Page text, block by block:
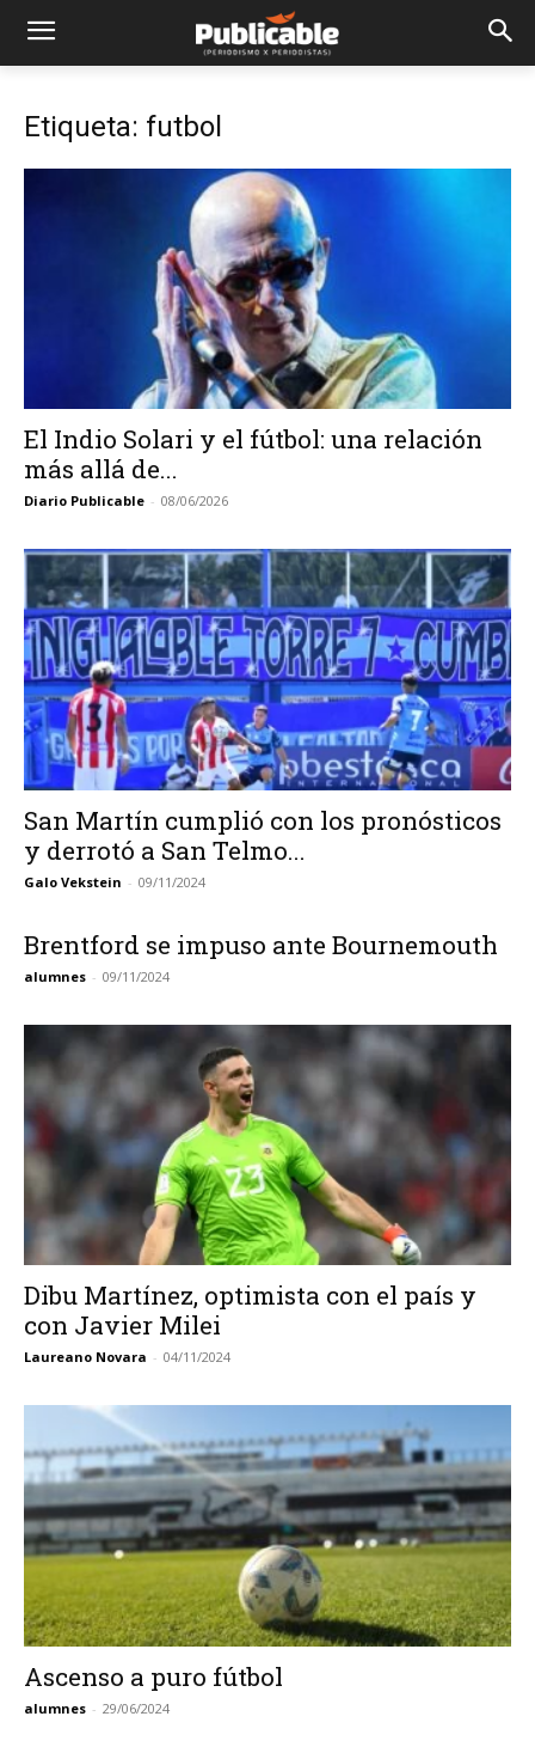
Etiqueta: futbol
El Indio Solari y el fútbol: una relación
más allá de...
Diario Publicable - 08/06/2026
San Martín cumplió con los pronósticos
y derrotó a San Telmo...
Galo Vekstein - 09/11/2024
Brentford se impuso ante Bournemouth
alumnes - 09/11/2024
Dibu Martínez, optimista con el país y
con Javier Milei
Laureano Novara - 04/11/2024
Ascenso a puro fútbol
alumnes - 29/06/2024